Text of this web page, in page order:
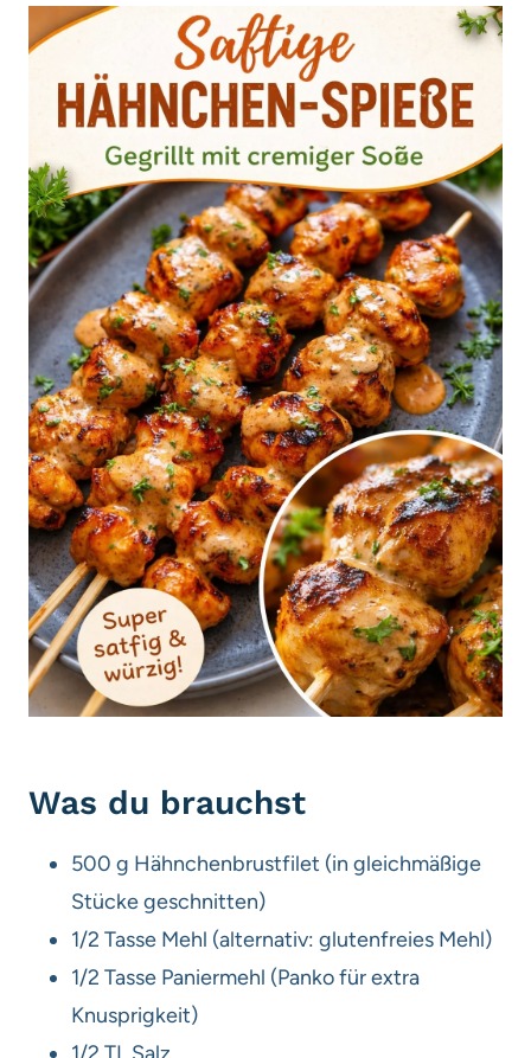
Was du brauchst
500 g Hähnchenbrustfilet (in gleichmäßige
Stücke geschnitten)
1/2 Tasse Mehl (alternativ: glutenfreies Mehl)
1/2 Tasse Paniermehl (Panko für extra
Knusprigkeit)
1/2 TL Salz